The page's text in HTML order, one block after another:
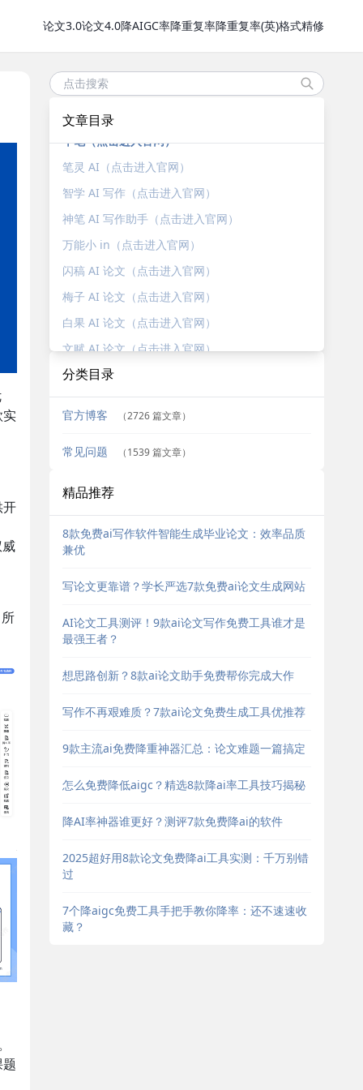
论文3.0论文4.0降AIGC率降重复率降重复率(英)格式精修
实
开
文章目录
千笔（点击进入官网）
笔灵 AI（点击进入官网）
智学 AI 写作（点击进入官网）
神笔 AI 写作助手（点击进入官网）
万能小 in（点击进入官网）
闪稿 AI 论文（点击进入官网）
梅子 AI 论文（点击进入官网）
白果 AI 论文（点击进入官网）
文赋 AI 论文（点击进入官网）
分类目录
官方博客 （2726 篇文章）
常见问题 （1539 篇文章）
精品推荐
8款免费ai写作软件智能生成毕业论文：效率品质
兼优
写论文更靠谱？学长严选7款免费ai论文生成网站
AI论文工具测评！9款ai论文写作免费工具谁才是
最强王者？
想思路创新？8款ai论文助手免费帮你完成大作
写作不再艰难质？7款ai论文免费生成工具优推荐
9款主流ai免费降重神器汇总：论文难题一篇搞定
怎么免费降低aigc？精选8款降ai率工具技巧揭秘
降AI率神器谁更好？测评7款免费降ai的软件
2025超好用8款论文免费降ai工具实测：千万别错
过
7个降aigc免费工具手把手教你降率：还不速速收
藏？